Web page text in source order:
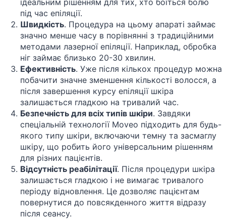
під час епіляції.
Швидкість. Процедура на цьому апараті займає
значно менше часу в порівнянні з традиційними
методами лазерної епіляції. Наприклад, обробка
ніг займає близько 20-30 хвилин.
Ефективність. Уже після кількох процедур можна
побачити значне зменшення кількості волосся, а
після завершення курсу епіляції шкіра
залишається гладкою на тривалий час.
Безпечність для всіх типів шкіри. Завдяки
спеціальній технології Moveo підходить для будь-
якого типу шкіри, включаючи темну та засмаглу
шкіру, що робить його універсальним рішенням
для різних пацієнтів.
Відсутність реабілітації. Після процедури шкіра
залишається гладкою і не вимагає тривалого
періоду відновлення. Це дозволяє пацієнтам
повернутися до повсякденного життя відразу
після сеансу.